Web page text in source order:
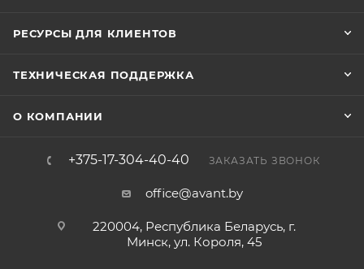
РЕСУРСЫ ДЛЯ КЛИЕНТОВ
ТЕХНИЧЕСКАЯ ПОДДЕРЖКА
О КОМПАНИИ
+375-17-304-40-40 ЗАКАЗАТЬ ЗВОНОК
office@avant.by
220004, Республика Беларусь, г.
Минск, ул. Короля, 45